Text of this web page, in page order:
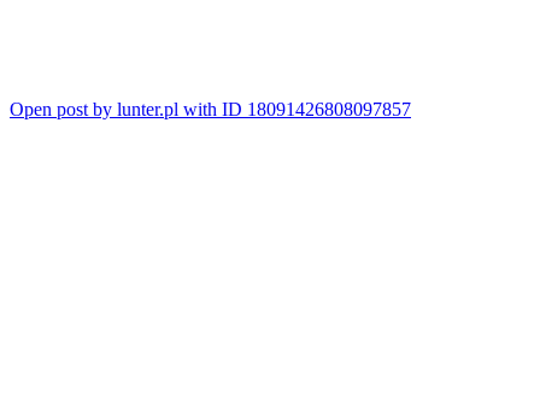
Open post by lunter.pl with ID 18091426808097857